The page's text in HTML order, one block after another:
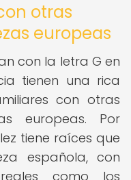
otras
europeas
con la letra G en
tienen una rica
con otras
europeas. Por
tiene raíces que
española, con
como los